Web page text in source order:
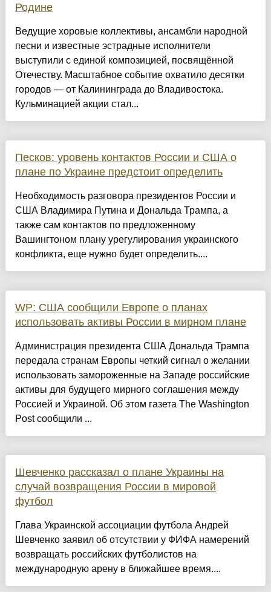
Родине
Ведущие хоровые коллективы, ансамбли народной
песни и известные эстрадные исполнители
выступили с единой композицией, посвящённой
Отечеству. Масштабное событие охватило десятки
городов — от Калининграда до Владивостока.
Кульминацией акции стал...
Песков: уровень контактов России и США о
плане по Украине предстоит определить
Необходимость разговора президентов России и
США Владимира Путина и Дональда Трампа, а
также сам контактов по предложенному
Вашингтоном плану урегулирования украинского
конфликта, еще нужно будет определить....
WP: США сообщили Европе о планах
использовать активы России в мирном плане
Администрация президента США Дональда Трампа
передала странам Европы четкий сигнал о желании
использовать замороженные на Западе российские
активы для будущего мирного соглашения между
Россией и Украиной. Об этом газета The Washington
Post сообщили ...
Шевченко рассказал о плане Украины на
случай возвращения России в мировой
футбол
Глава Украинской ассоциации футбола Андрей
Шевченко заявил об отсутствии у ФИФА намерений
возвращать российских футболистов на
международную арену в ближайшее время....